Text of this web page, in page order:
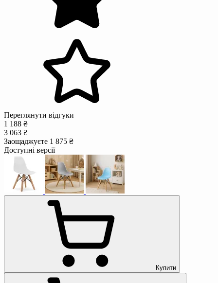
Переглянути відгуки
1 188 ₴
3 063 ₴
Заощаджуєте 1 875 ₴
Доступні версії
Купити